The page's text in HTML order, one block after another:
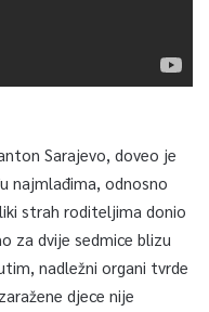
Sarajevo, doveo je
najmlađima, odnosno
strah roditeljima donio
za dvije sedmice blizu
nadležni organi tvrde
djece nije